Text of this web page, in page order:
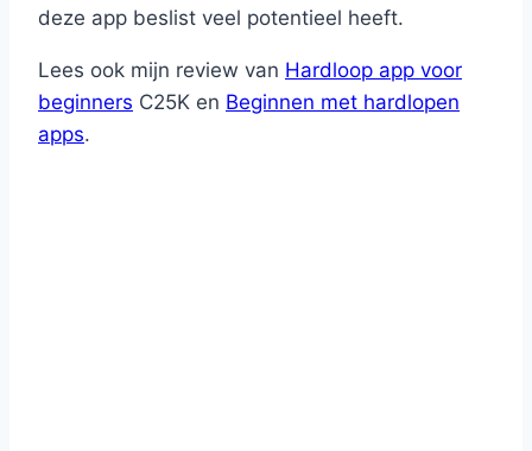
deze app beslist veel potentieel heeft.
Lees ook mijn review van Hardloop app voor
beginners C25K en Beginnen met hardlopen
apps.